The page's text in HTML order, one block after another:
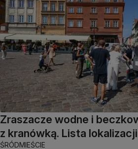
Zraszacze wodne i
z kranówką. Lista lokalizacji
ŚRÓDMIEŚCIE